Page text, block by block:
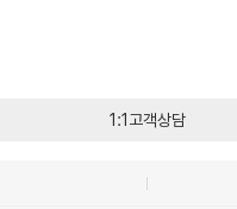
1:1고객상담